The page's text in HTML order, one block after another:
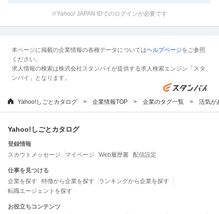
※Yahoo! JAPAN IDでのログインが必要です
本ページに掲載の企業情報の各種データについてはヘルプページをご参照
ください。
求人情報の検索は株式会社スタンバイが提供する求人検索エンジン「スタ
ンバイ」となります。
Yahoo!しごとカタログ 企業情報TOP 企業のタグ一覧 活気が
Yahoo!しごとカタログ
登録情報
スカウトメッセージ
マイページ Web履歴書 配信設定
仕事を見つける
企業を探す
特徴から企業を探す
ランキングから企業を探す
転職エージェントを探す
お役立ちコンテンツ